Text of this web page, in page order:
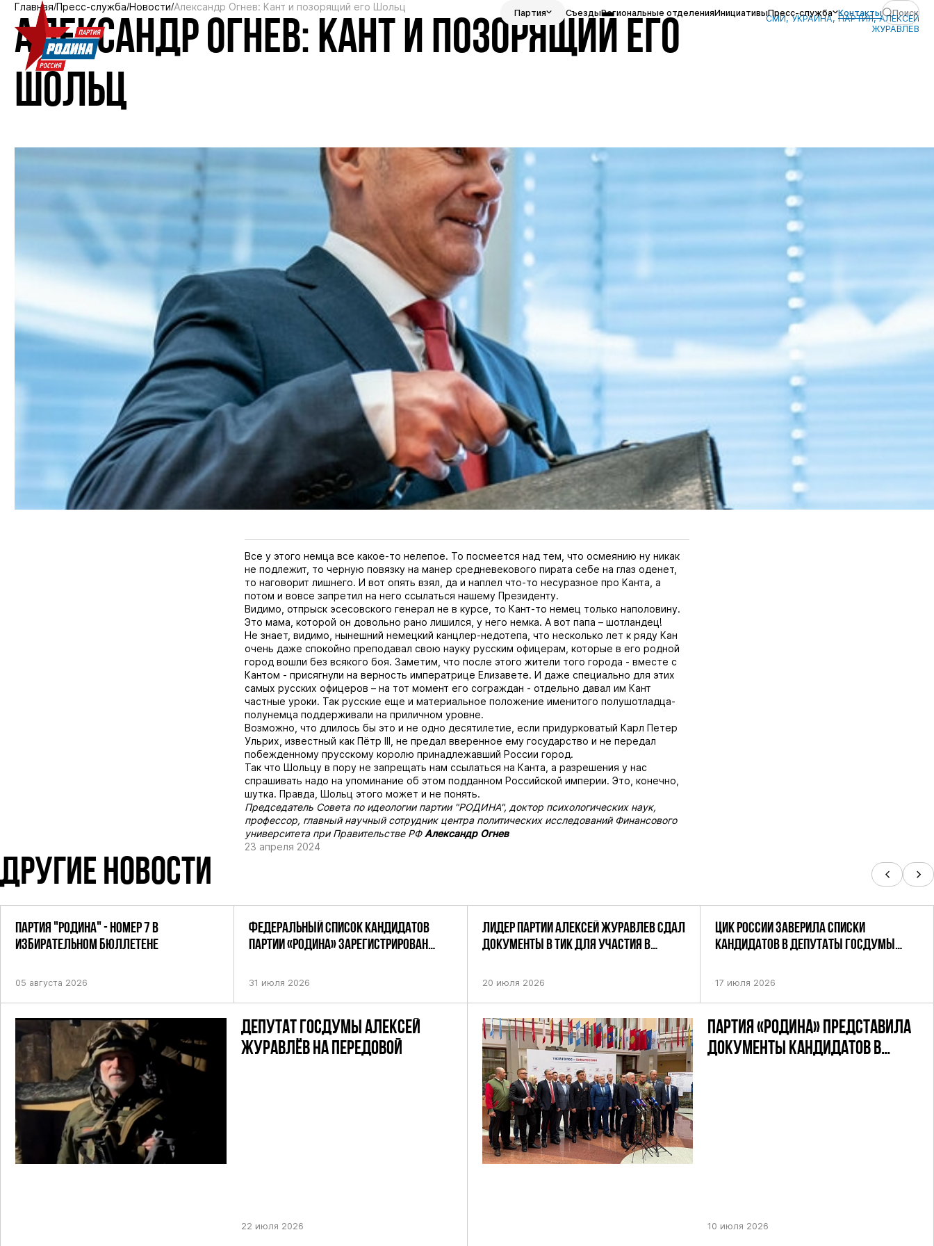
Партия СъездыРегиональные отделенияИнициативыПресс-служба Контакты Поиск
Главная Пресс-служба Новости Александр Огнев: Кант и позорящий его Шольц
АЛЕКСАНДР ОГНЕВ: КАНТ И ПОЗОРЯЩИЙ ЕГО
ШОЛЬЦ
СМИ, УКРАИНА, ПАРТИЯ, АЛЕКСЕЙ
ЖУРАВЛЁВ
Все у этого немца все какое-то нелепое. То посмеется над тем, что осмеянию ну никак
не подлежит, то черную повязку на манер средневекового пирата себе на глаз оденет,
то наговорит лишнего. И вот опять взял, да и наплел что-то несуразное про Канта, а
потом и вовсе запретил на него ссылаться нашему Президенту.
Видимо, отпрыск эсесовского генерал не в курсе, то Кант-то немец только наполовину.
Это мама, которой он довольно рано лишился, у него немка. А вот папа – шотландец!
Не знает, видимо, нынешний немецкий канцлер-недотепа, что несколько лет к ряду Кан
очень даже спокойно преподавал свою науку русским офицерам, которые в его родной
город вошли без всякого боя. Заметим, что после этого жители того города - вместе с
Кантом - присягнули на верность императрице Елизавете. И даже специально для этих
самых русских офицеров – на тот момент его сограждан - отдельно давал им Кант
частные уроки. Так русские еще и материальное положение именитого полушотладца-
полунемца поддерживали на приличном уровне.
Возможно, что длилось бы это и не одно десятилетие, если придурковатый Карл Петер
Ульрих, известный как Пётр III, не предал вверенное ему государство и не передал
побежденному прусскому королю принадлежавший России город.
Так что Шольцу в пору не запрещать нам ссылаться на Канта, а разрешения у нас
спрашивать надо на упоминание об этом подданном Российской империи. Это, конечно,
шутка. Правда, Шольц этого может и не понять.
Председатель Совета по идеологии партии "РОДИНА", доктор психологических наук,
профессор, главный научный сотрудник центра политических исследований Финансового
университета при Правительстве РФ Александр Огнев
23 апреля 2024
ДРУГИЕ НОВОСТИ
ПАРТИЯ "РОДИНА" - НОМЕР 7 В
ИЗБИРАТЕЛЬНОМ БЮЛЛЕТЕНЕ
05 августа 2026
ФЕДЕРАЛЬНЫЙ СПИСОК КАНДИДАТОВ
ПАРТИИ «РОДИНА» ЗАРЕГИСТРИРОВАН
31 июля 2026
ДЕПУТАТ ГОСДУМЫ АЛЕКСЕЙ
ЖУРАВЛЁВ НА ПЕРЕДОВОЙ
22 июля 2026
ЛИДЕР ПАРТИИ АЛЕКСЕЙ ЖУРАВЛЕВ СДАЛ
ДОКУМЕНТЫ В ТИК ДЛЯ УЧАСТИЯ В
ПО НЕФТЕКАМСКОМУ ОДНОМАНДАТНОМУ
20 июля 2026
ЦИК РОССИИ ЗАВЕРИЛА СПИСКИ
КАНДИДАТОВ В ДЕПУТАТЫ ГОСДУМЫ
17 июля 2026
ПАРТИЯ «РОДИНА» ПРЕДСТАВИЛА
ДОКУМЕНТЫ КАНДИДАТОВ В
10 июля 2026